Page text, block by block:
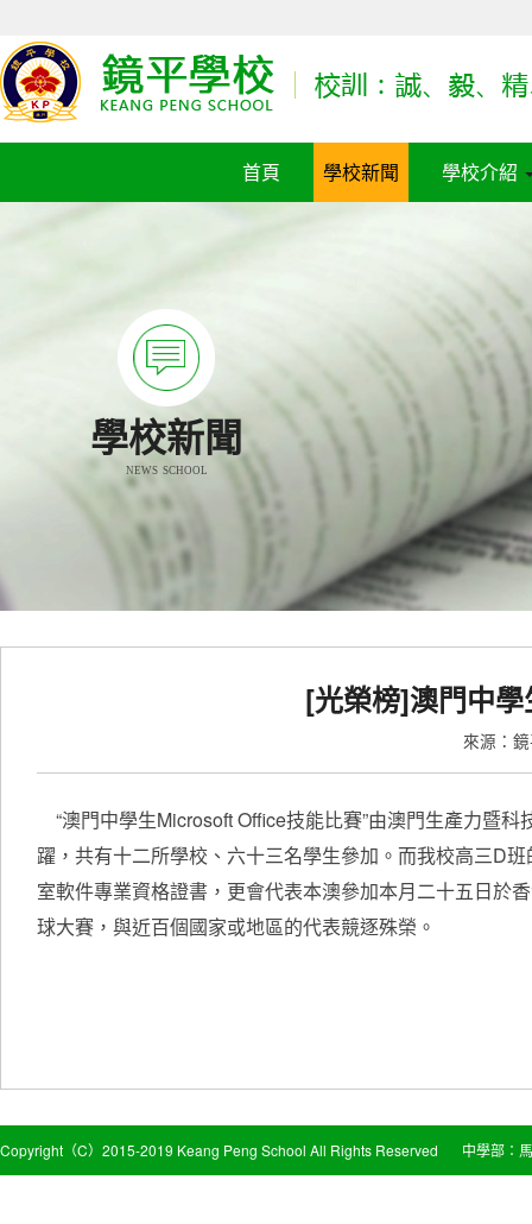
首頁 學校新聞 學校介紹
學校新聞
NEWS SCHOOL
[光榮榜]澳門中
來源：
“澳門中學生Microsoft Office技能比賽”由澳門生產力暨
躍，共有十二所學校、六十三名學生參加。而我校高三D
室軟件專業資格證書，更會代表本澳參加本月二十五日於
球大賽，與近百個國家或地區的代表競逐殊榮。
Copyright（C）2015-2019 Keang Peng School All Rights Reserved 中學部：